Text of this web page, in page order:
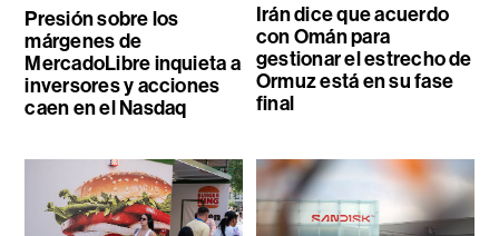
Presión sobre los
márgenes de
MercadoLibre inquieta a
inversores y acciones
caen en el Nasdaq
Irán dice que acuerdo
con Omán para
gestionar el estrecho de
Ormuz está en su fase
final